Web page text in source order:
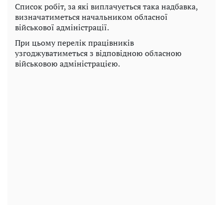
Список робіт, за які виплачується така надбавка,
визначатиметься начальником обласної
військової адміністрації.
При цьому перелік працівників
узгоджуватиметься з відповідною обласною
військовою адміністрацією.